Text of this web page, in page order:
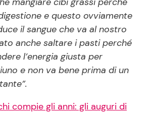
e questo ovviamente
il sangue che va al nostro
anche saltare i pasti perché
l’energia giusta per
e non va bene prima di un
compie gli anni: gli auguri di